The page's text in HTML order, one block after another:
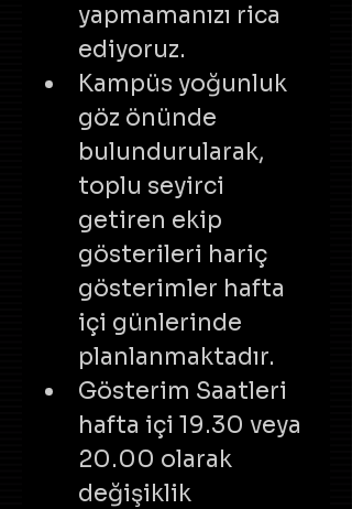
yapmamanızı rica
ediyoruz.
Kampüs yoğunluk
göz önünde
bulundurularak,
toplu seyirci
getiren ekip
gösterileri hariç
gösterimler hafta
içi günlerinde
Gösterim Saatleri
hafta içi 19.30 veya
20.00 olarak
değişiklik